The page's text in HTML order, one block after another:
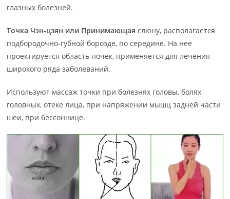
глазных болезней.
Точка Чэн-цзян или Принимающая слюну, располагается
подбородочно-губной борозде, по середине. На нее
проектируется область почек, применяется для лечения
широкого ряда заболеваний.
Используют массаж точки при болезнях головы, болях
головных, отеке лица, при напряжении мышц задней части
шеи, при бессоннице.